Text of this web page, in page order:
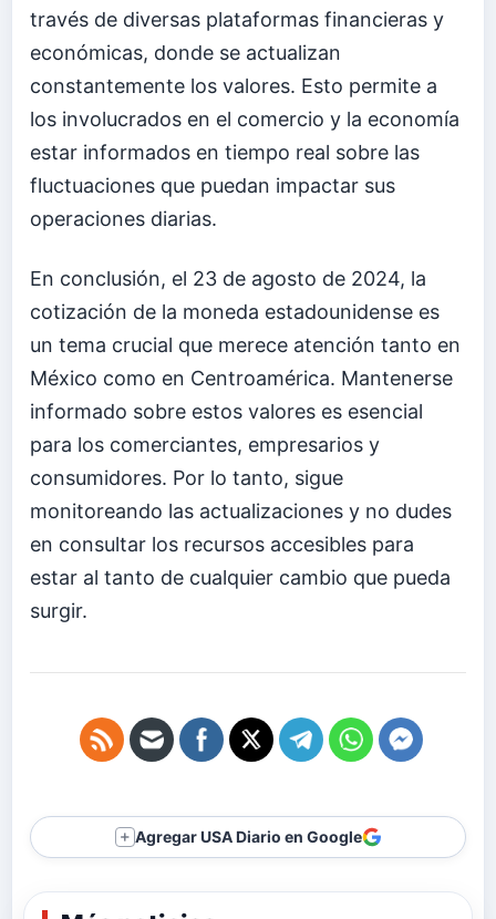
través de diversas plataformas financieras y
económicas, donde se actualizan
constantemente los valores. Esto permite a
los involucrados en el comercio y la economía
estar informados en tiempo real sobre las
fluctuaciones que puedan impactar sus
operaciones diarias.
En conclusión, el 23 de agosto de 2024, la
cotización de la moneda estadounidense es
un tema crucial que merece atención tanto en
México como en Centroamérica. Mantenerse
informado sobre estos valores es esencial
para los comerciantes, empresarios y
consumidores. Por lo tanto, sigue
monitoreando las actualizaciones y no dudes
en consultar los recursos accesibles para
estar al tanto de cualquier cambio que pueda
surgir.
＋ Agregar USA Diario en Google